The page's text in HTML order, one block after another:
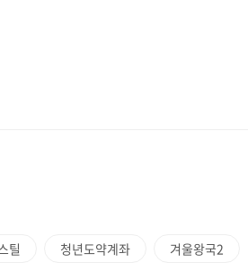
틸 청년도약계좌 겨울왕국2